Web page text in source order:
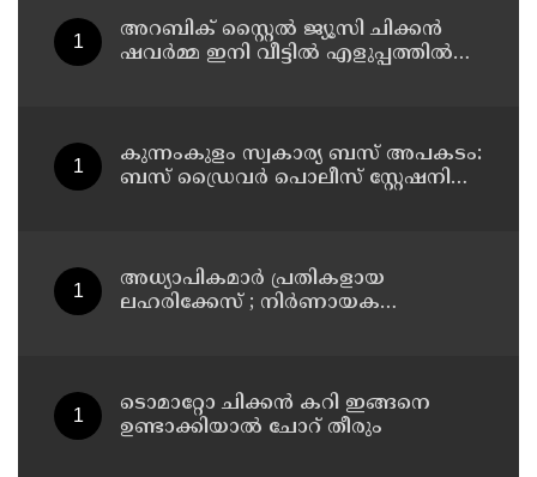
അറബിക് സ്റ്റൈൽ ജ്യൂസി ചിക്കൻ
ഷവർമ്മ ഇനി വീട്ടിൽ എളുപ്പത്തിൽ
കുന്നംകുളം സ്വകാര്യ ബസ് അപകടം:
ബസ് ഡ്രൈവർ പൊലീസ് സ്റ്റേഷനിൽ
അധ്യാപികമാര്‍ പ്രതികളായ
ലഹരിക്കേസ് ; നിർണായക
ടൊമാറ്റോ ചിക്കൻ കറി ഇങ്ങനെ
ഉണ്ടാക്കിയാൽ ചോറ് തീരും